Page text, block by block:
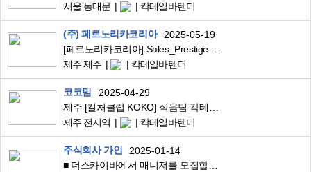
서울 동대문
칵테일바텐더
(주) 페르노리카코리아
2025-05-19
[페르노리카코리아] Sales_Prestige sales
제주 제주
칵테일바텐더
코코밈
2025-04-29
제주 [컬처클럽 KOKO] 식음팀 칵테일 바텐더 채용
제주 전지역
칵테일바텐더
주식회사 가인
2025-01-14
■ 더스카이바에서 매니저를 모집합니다.